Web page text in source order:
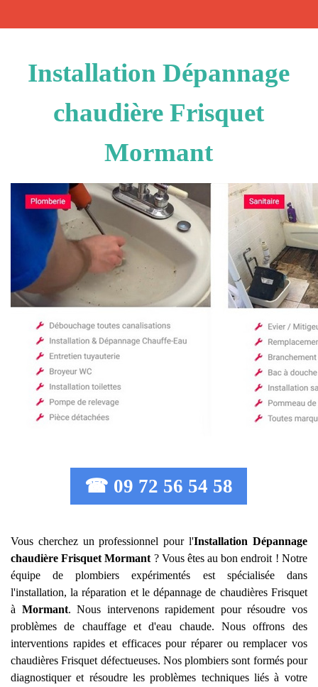
Installation Dépannage
chaudière Frisquet
Mormant
☎ 09 72 56 54 58
Vous cherchez un professionnel pour l'Installation Dépannage
chaudière Frisquet Mormant ? Vous êtes au bon endroit ! Notre
équipe de plombiers expérimentés est spécialisée dans
l'installation, la réparation et le dépannage de chaudières Frisquet
à Mormant. Nous intervenons rapidement pour résoudre vos
problèmes de chauffage et d'eau chaude. Nous offrons des
interventions rapides et efficaces pour réparer ou remplacer vos
chaudières Frisquet défectueuses. Nos plombiers sont formés pour
diagnostiquer et résoudre les problèmes techniques liés à votre